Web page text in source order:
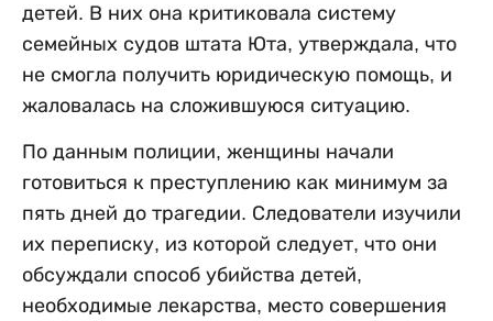
детей. В них она критиковала систему
семейных судов штата Юта, утверждала, что
не смогла получить юридическую помощь, и
жаловалась на сложившуюся ситуацию.
По данным полиции, женщины начали
готовиться к преступлению как минимум за
пять дней до трагедии. Следователи изучили
их переписку, из которой следует, что они
обсуждали способ убийства детей,
необходимые лекарства, место совершения